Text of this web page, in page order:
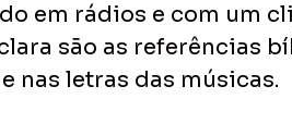
em rádios e com um
são as referências
nas letras das músicas.